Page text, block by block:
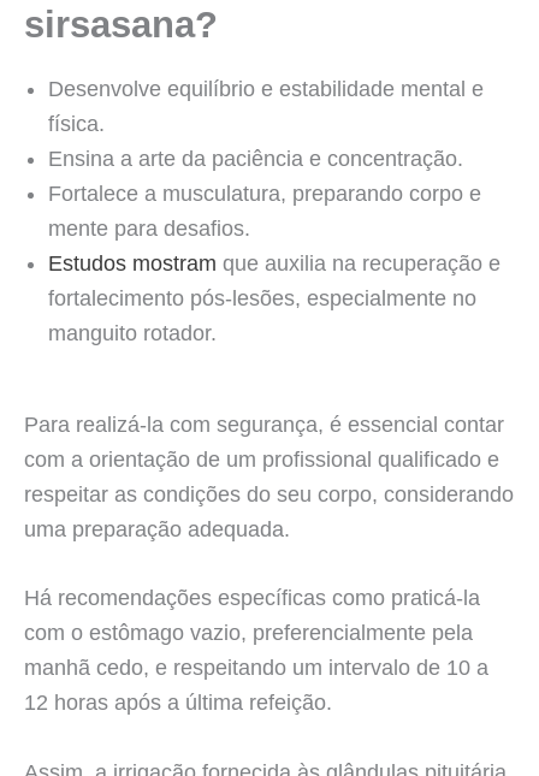
sirsasana?
Desenvolve equilíbrio e estabilidade mental e
física.
Ensina a arte da paciência e concentração.
Fortalece a musculatura, preparando corpo e
mente para desafios.
Estudos mostram que auxilia na recuperação e
fortalecimento pós-lesões, especialmente no
manguito rotador.
Para realizá-la com segurança, é essencial contar
com a orientação de um profissional qualificado e
respeitar as condições do seu corpo, considerando
uma preparação adequada.
Há recomendações específicas como praticá-la
com o estômago vazio, preferencialmente pela
manhã cedo, e respeitando um intervalo de 10 a
12 horas após a última refeição.